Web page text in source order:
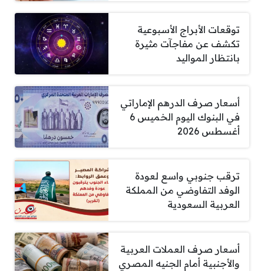
توقعات الأبراج الأسبوعية
تكشف عن مفاجآت مثيرة
بانتظار المواليد
أسعار صرف الدرهم الإماراتي
في البنوك اليوم الخميس 6
أغسطس 2026
ترقب جنوبي واسع لعودة
الوفد التفاوضي من المملكة
العربية السعودية
أسعار صرف العملات العربية
والأجنبية أمام الجنيه المصري